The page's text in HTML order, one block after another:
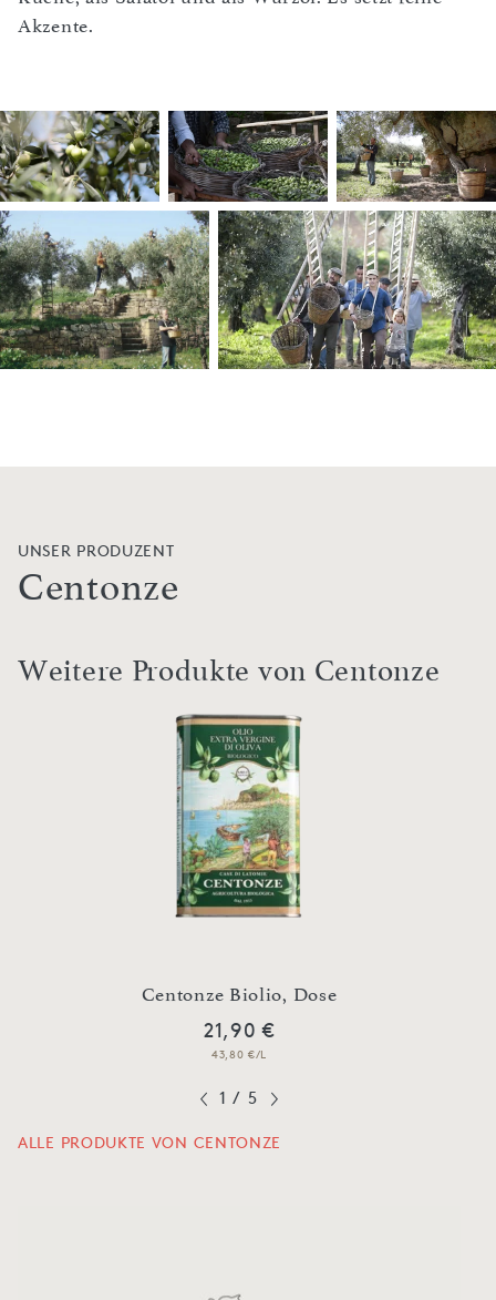
Akzente.
UNSER PRODUZENT
Centonze
Weitere Produkte von Centonze
Centonze Biolio, Dose
21,90 €
43,80 €/L
1 / 5
ALLE PRODUKTE VON CENTONZE